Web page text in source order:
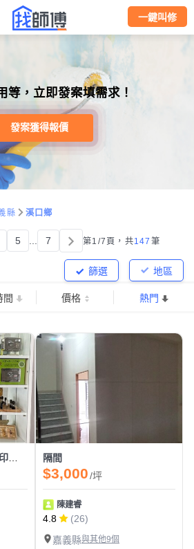
一鍵叫修
等，立即發案填需求！
發案獲得報價
縣 溪口鄉
5 7 第1/7頁， 共147 筆
地區
篩選
間 價格 熱門
『開/裝/配鎖』、『各類印章製作』、『感應卡/遙控器拷貝』 隔間
$3,000/坪
陳建睿
4.8
(26)
嘉義縣與其他9個